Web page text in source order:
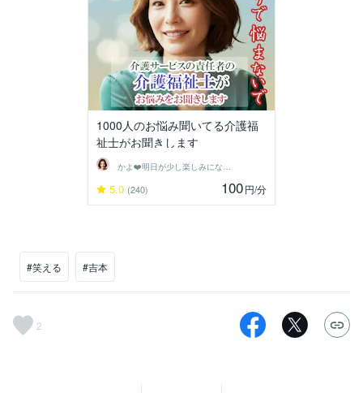
1000人のお悩み聞いてる介護福
祉士がお聞きします
かよ❤️明日が少し楽しみになる場所
5.0 (240) 100円/分
#笑える #吉本
2